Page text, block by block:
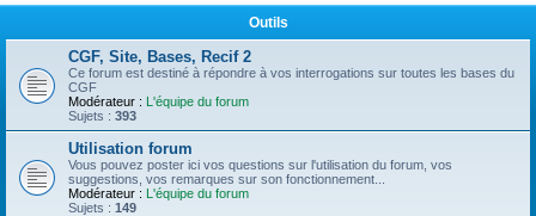
Outils
CGF, Site, Bases, Recif 2
Ce forum est destiné à répondre à vos interrogations sur toutes les bases du
CGF
Modérateur : L'équipe du forum
Sujets : 393
Utilisation forum
Vous pouvez poster ici vos questions sur l'utilisation du forum, vos
suggestions, vos remarques sur son fonctionnement...
Modérateur : L'équipe du forum
Sujets : 149